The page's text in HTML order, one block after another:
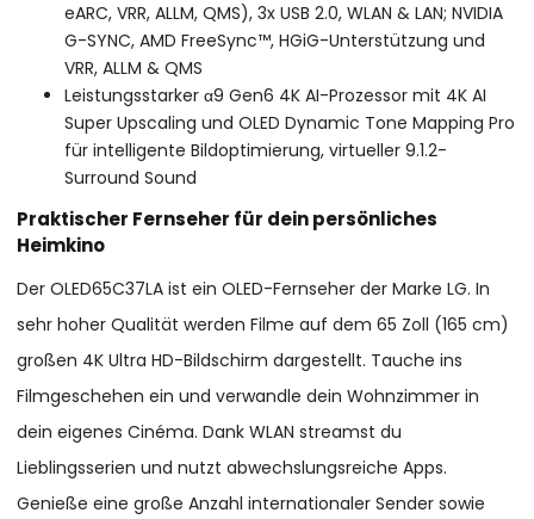
eARC, VRR, ALLM, QMS), 3x USB 2.0, WLAN & LAN; NVIDIA
G-SYNC, AMD FreeSync™, HGiG-Unterstützung und
VRR, ALLM & QMS
Leistungsstarker α9 Gen6 4K AI-Prozessor mit 4K AI
Super Upscaling und OLED Dynamic Tone Mapping Pro
für intelligente Bildoptimierung, virtueller 9.1.2-
Surround Sound
Praktischer Fernseher für dein persönliches
Heimkino
Der OLED65C37LA ist ein OLED-Fernseher der Marke LG. In
sehr hoher Qualität werden Filme auf dem 65 Zoll (165 cm)
großen 4K Ultra HD-Bildschirm dargestellt. Tauche ins
Filmgeschehen ein und verwandle dein Wohnzimmer in
dein eigenes Cinéma. Dank WLAN streamst du
Lieblingsserien und nutzt abwechslungsreiche Apps.
Genieße eine große Anzahl internationaler Sender sowie